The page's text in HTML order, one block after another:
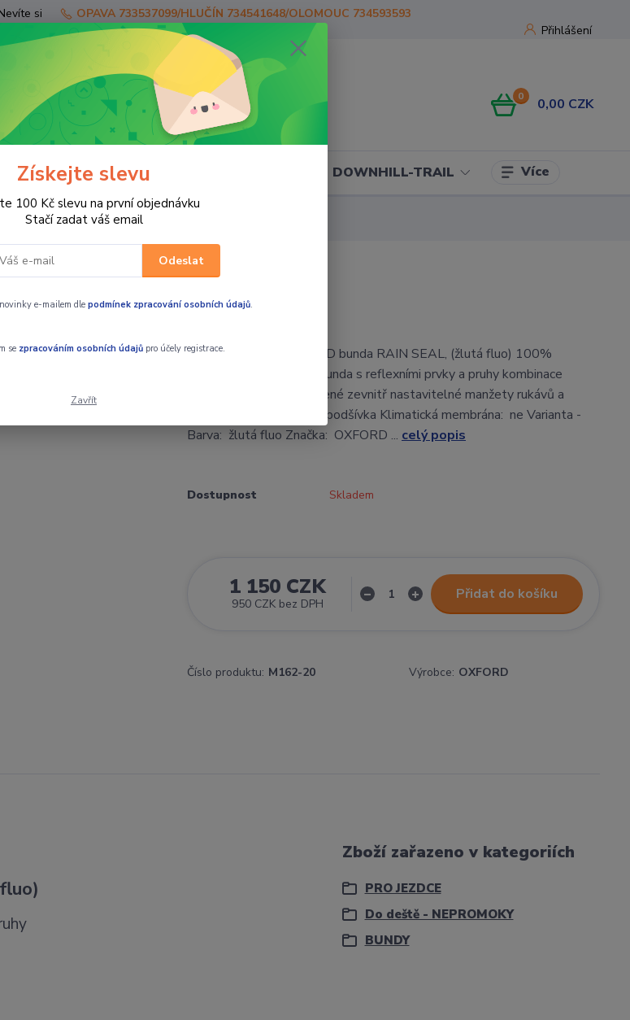
Přihlášení
Hledat
si
OPAVA 733537099/HLUČÍN 734541648/OLOMOUC 734593593
0 0,00 CZK
PRO JEZDCE DOWNHILL-TRAIL Více
SEAL nepromok (žlutá fluo)
Moto pláštěnka OXFORD bunda RAIN SEAL, (žlutá fluo) 100%
vodotěsná převleková bunda s reflexními prvky a pruhy kombinace
Nylonu a PVC spoje lepené zevnitř nastavitelné manžety rukávů a
elastický pas kompletní podšívka Klimatická membrána: ne Varianta -
Barva: žlutá fluo Značka: OXFORD ... celý popis
Dostupnost Skladem
1 150 CZK
950 CZK bez DPH
Přidat do košíku
Číslo produktu: M162-20 Výrobce: OXFORD
Zboží zařazeno v kategoriích
PRO JEZDCE
Do deště - NEPROMOKY
BUNDY
Získejte slevu
100 Kč slevu na první objednávku
Stačí zadat váš email
Odeslat
e-mailem dlepodmínek zpracování osobních údajů.
se zpracováním osobních údajůpro účely registrace.
Zavřít